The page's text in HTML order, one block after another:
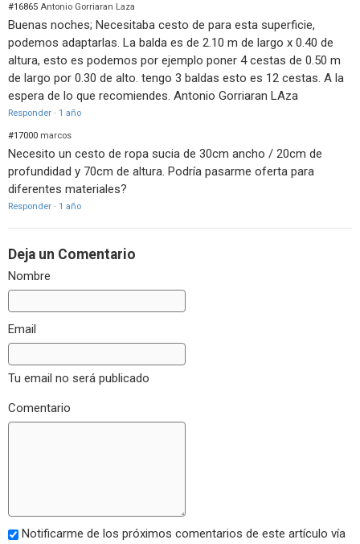
#16865 Antonio Gorriaran Laza
Buenas noches; Necesitaba cesto de para esta superficie,
podemos adaptarlas. La balda es de 2.10 m de largo x 0.40 de
altura, esto es podemos por ejemplo poner 4 cestas de 0.50 m
de largo por 0.30 de alto. tengo 3 baldas esto es 12 cestas. A la
espera de lo que recomiendes. Antonio Gorriaran LAza
Responder · 1 año
#17000 marcos
Necesito un cesto de ropa sucia de 30cm ancho / 20cm de
profundidad y 70cm de altura. Podría pasarme oferta para
diferentes materiales?
Responder · 1 año
Deja un Comentario
Nombre
Email
Tu email no será publicado
Comentario
Notificarme de los próximos comentarios de este artículo vía